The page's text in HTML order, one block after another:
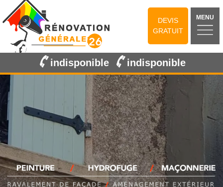
DEVIS
GRATUIT
MENU
indisponible indisponible